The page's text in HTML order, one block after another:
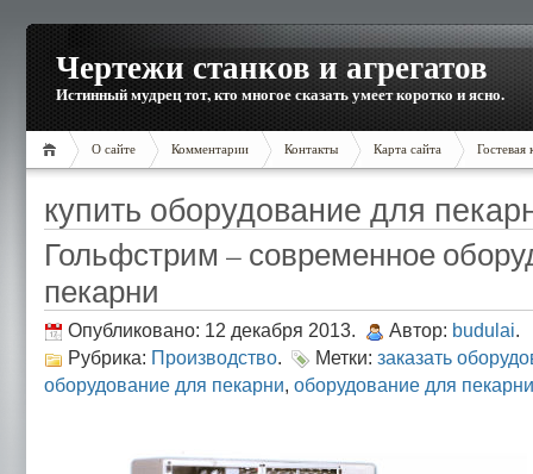
Чертежи станков и агрегатов
Истинный мудрец тот, кто многое сказать умеет коротко и ясно.
О сайте Комментарии Контакты Карта сайта Гостевая
купить оборудование для
Гольфстрим – современное
пекарни
Опубликовано: 12 декабря 2013. Автор: budulai.
Рубрика: Производство. Метки: заказать
оборудование для пекарни, оборудование для пекарни